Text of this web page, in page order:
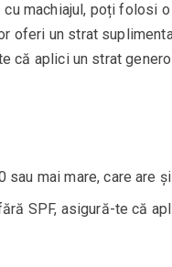
machiajul, poți folosi
oferi un strat
că aplici un strat
mai mare, care are
SPF, asigură-te că